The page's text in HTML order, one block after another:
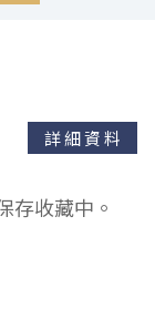
詳細資料
存收藏中。